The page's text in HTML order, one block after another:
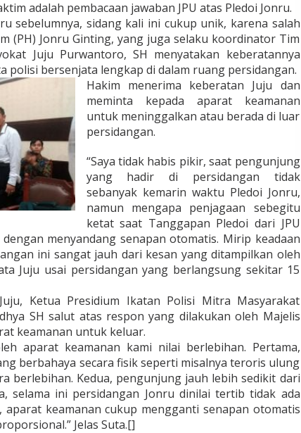
adalah pembacaan jawaban JPU atas Pledoi Jonru.
sebelumnya, sidang kali ini cukup unik, karena salah
(PH) Jonru Ginting, yang juga selaku koordinator Tim
Juju Purwantoro, SH menyatakan keberatannya
polisi bersenjata lengkap di dalam ruang persidangan.
Hakim menerima keberatan Juju dan
meminta kepada aparat keamanan
untuk meninggalkan atau berada di luar
persidangan.
“Saya tidak habis pikir, saat pengunjung
yang hadir di persidangan tidak
sebanyak kemarin waktu Pledoi Jonru,
namun mengapa penjagaan sebegitu
ketat saat Tanggapan Pledoi dari JPU
menyandang senapan otomatis. Mirip keadaan
ini sangat jauh dari kesan yang ditampilkan oleh
Juju usai persidangan yang berlangsung sekitar 15
Ketua Presidium Ikatan Polisi Mitra Masyarakat
SH salut atas respon yang dilakukan oleh Majelis
keamanan untuk keluar.
aparat keamanan kami nilai berlebihan. Pertama,
berbahaya secara fisik seperti misalnya teroris ulung
berlebihan. Kedua, pengunjung jauh lebih sedikit dari
selama ini persidangan Jonru dinilai tertib tidak ada
aparat keamanan cukup mengganti senapan otomatis
Jelas Suta.[]